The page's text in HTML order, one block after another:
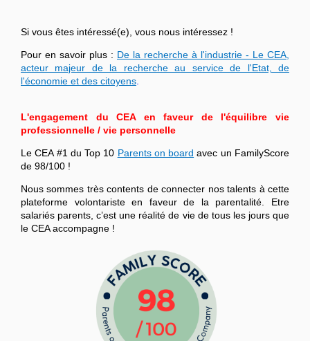
Si vous êtes intéressé(e), vous nous intéressez !
Pour en savoir plus : De la recherche à l'industrie - Le CEA,
acteur majeur de la recherche au service de l'Etat, de
l'économie et des citoyens
L'engagement du CEA en faveur de l'équilibre vie
professionnelle / vie personnelle
Le CEA #1 du Top 10 Parents on board avec un FamilyScore
de 98/100 !
Nous sommes très contents de connecter nos talents à cette
plateforme volontariste en faveur de la parentalité. Etre
salariés parents, c’est une réalité de vie de tous les jours que
le CEA accompagne !